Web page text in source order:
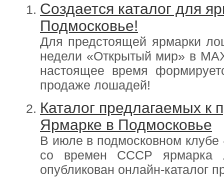
Создается каталог для
Подмосковье!
Для предстоящей ярмарки
недели «Открытый мир» в
настоящее время
продаже лошадей!
Каталог предлагаемых
Ярмарке в Подмосковье
В июле в подмосковном
со времен СССР ярмарка
опубликован онлайн-каталог